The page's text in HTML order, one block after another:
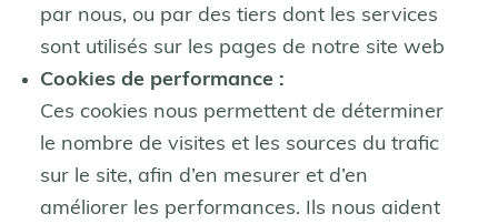
par nous, ou par des tiers dont les services
sont utilisés sur les pages de notre site web
Cookies de performance :
Ces cookies nous permettent de déterminer
le nombre de visites et les sources du trafic
sur le site, afin d’en mesurer et d’en
améliorer les performances. Ils nous aident